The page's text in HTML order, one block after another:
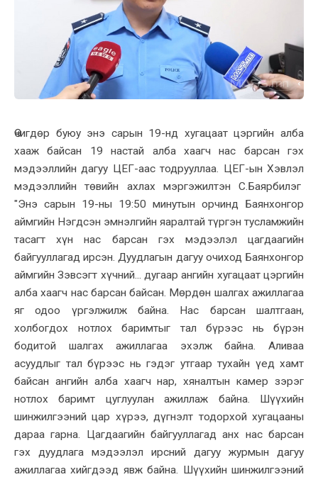
Өчигдөр буюу энэ сарын 19-нд хугацаат цэргийн алба
хааж байсан 19 настай алба хаагч нас барсан гэх
мэдээллийн дагуу ЦЕГ-аас тодрууллаа. ЦЕГ-ын Хэвлэл
мэдээллийн төвийн ахлах мэргэжилтэн С.Баярбилэг
"Энэ сарын 19-ны 19:50 минутын орчинд Баянхонгор
аймгийн Нэгдсэн эмнэлгийн яаралтай түргэн тусламжийн
тасагт хүн нас барсан гэх мэдээлэл цагдаагийн
байгууллагад ирсэн. Дуудлагын дагуу очиход Баянхонгор
аймгийн Зэвсэгт хүчний... дугаар ангийн хугацаат цэргийн
алба хаагч нас барсан байсан. Мөрдөн шалгах ажиллагаа
яг одоо үргэлжилж байна. Нас барсан шалтгаан,
холбогдох нотлох баримтыг тал бүрээс нь бүрэн
бодитой шалгах ажиллагаа эхэлж байна. Аливаа
асуудлыг тал бүрээс нь гэдэг утгаар тухайн үед хамт
байсан ангийн алба хаагч нар, хяналтын камер зэрэг
нотлох баримт цуглуулан ажиллаж байна. Шүүхийн
шинжилгээний цар хүрээ, дүгнэлт тодорхой хугацааны
дараа гарна. Цагдаагийн байгууллагад анх нас барсан
гэх дуудлага мэдээлэл ирсний дагуу журмын дагуу
ажиллагаа хийгдээд явж байна. Шүүхийн шинжилгээний